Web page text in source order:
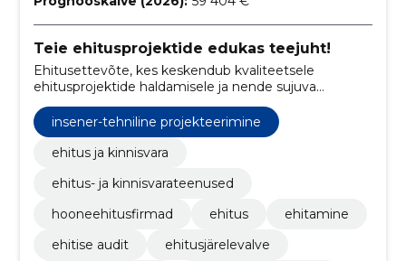
Teie ehitusprojektide edukas teejuht!
Ehitusettevõte, kes keskendub kvaliteetsele
ehitusprojektide haldamisele ja nende sujuva
kulgemise tagamisele.
insener-tehniline projekteerimine
ehitus ja kinnisvara
ehitus- ja kinnisvarateenused
hooneehitusfirmad
ehitus
ehitamine
ehitise audit
ehitusjärelevalve